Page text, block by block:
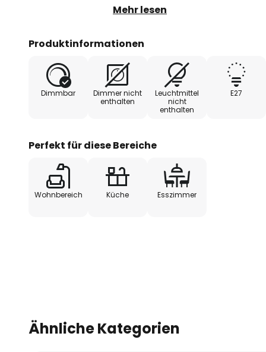
Somit bringt er eine
goldfarbene Innenseite
beispielsweise ideal zur
Esszimmertisches oder der
Leuchtmittel ist nicht inklusive
Dank der Ausstattung mit
Mehr lesen
Produktinformationen
Dimmbar
Dimmer nicht
enthalten
Leuchtmittel
nicht
enthalten
E27
Perfekt für diese Bereiche
Wohnbereich Küche Esszimmer
Ähnliche Kategorien